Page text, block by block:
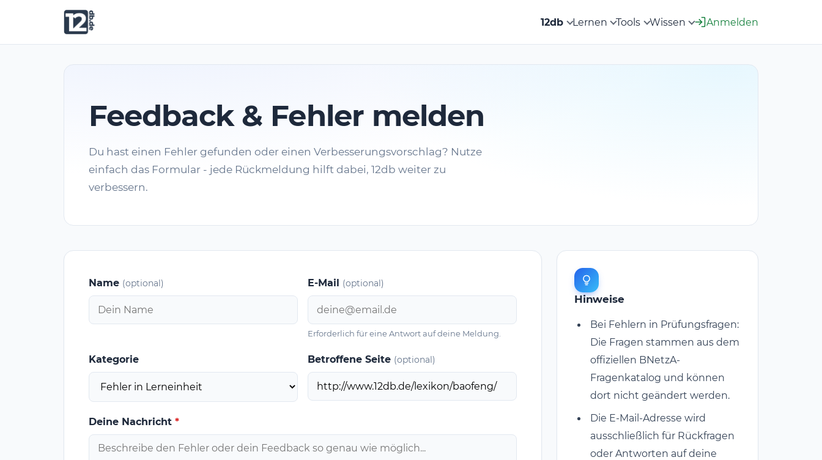
12db Lernen Tools Wissen Anmelden
Feedback & Fehler melden
Du hast einen Fehler gefunden oder einen Verbesserungsvorschlag? Nutze
einfach das Formular - jede Rückmeldung hilft dabei, 12db weiter zu
verbessern.
Name (optional) E-Mail (optional)
Erforderlich für eine Antwort auf deine Meldung.
Kategorie Betroffene Seite (optional)
Deine Nachricht *
Hinweise
Bei Fehlern in Prüfungsfragen:
Die Fragen stammen aus dem
offiziellen BNetzA-
Fragenkatalog und können
dort nicht geändert werden.
Die E-Mail-Adresse wird
ausschließlich für Rückfragen
oder Antworten auf deine